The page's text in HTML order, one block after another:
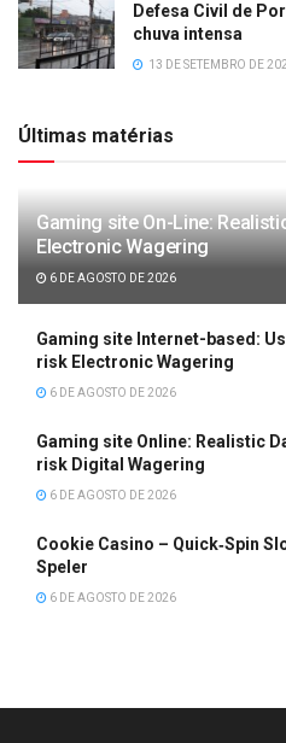
Defesa Civil de
chuva intensa
13 DE SETEMBRO DE
Últimas matérias
Gaming site On-Line:
Electronic Wagering
6 DE AGOSTO DE 2026
Gaming site Internet-based:
risk Electronic Wagering
6 DE AGOSTO DE 2026
Gaming site Online: Realistic
risk Digital Wagering
6 DE AGOSTO DE 2026
Cookie Casino – Quick‑Spin
Speler
6 DE AGOSTO DE 2026